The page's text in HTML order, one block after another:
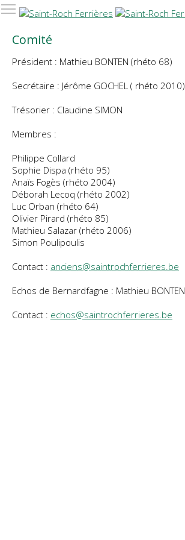
Comité
Président : Mathieu BONTEN (rhéto 68)
Secrétaire : Jérôme GOCHEL ( rhéto 2010)
Trésorier : Claudine SIMON
Membres :
Philippe Collard
Sophie Dispa (rhéto 95)
Anaïs Fogès (rhéto 2004)
Déborah Lecoq (rhéto 2002)
Luc Orban (rhéto 64)
Olivier Pirard (rhéto 85)
Mathieu Salazar (rhéto 2006)
Simon Poulipoulis
Contact : anciens@saintrochferrieres.be
Echos de Bernardfagne : Mathieu BONTEN
Contact : echos@saintrochferrieres.be